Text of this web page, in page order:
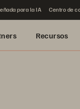
para la IA Centro de
Recursos